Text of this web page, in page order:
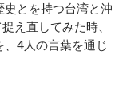
とを持つ台湾と沖
え直してみた時、
4人の言葉を通じ